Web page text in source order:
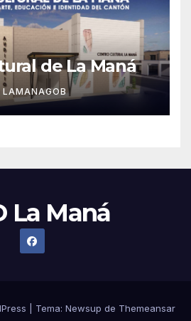
de La Maná
LAMANAGOB
La Maná
Tema: Newsup de Themeansar